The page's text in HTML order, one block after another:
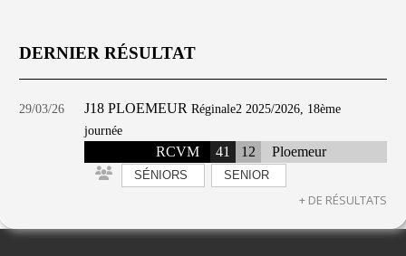
DERNIER RÉSULTAT
29/03/26 J18 PLOEMEUR Réginale2 2025/2026, 18ème
journée
RCVM 41 12 Ploemeur
SÉNIORS SENIOR
+ DE RÉSULTATS